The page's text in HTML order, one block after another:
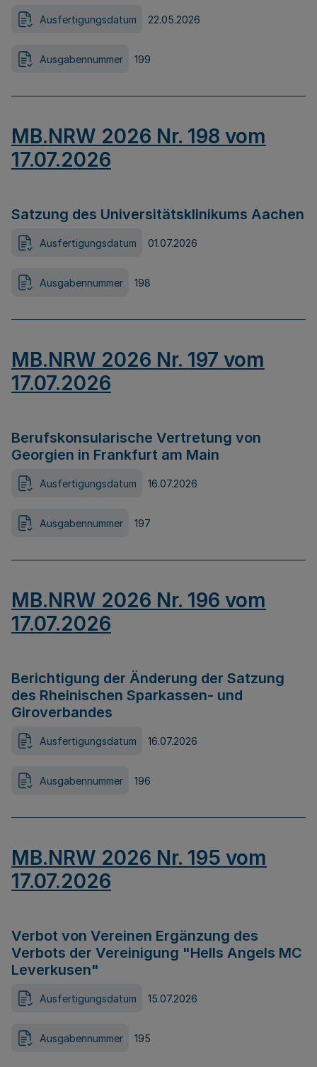
Ausfertigungsdatum 22.05.2026
Ausgabennummer 199
MB.NRW 2026 Nr. 198 vom
17.07.2026
Satzung des Universitätsklinikums Aachen
Ausfertigungsdatum 01.07.2026
Ausgabennummer 198
MB.NRW 2026 Nr. 197 vom
17.07.2026
Berufskonsularische Vertretung von
Georgien in Frankfurt am Main
Ausfertigungsdatum 16.07.2026
Ausgabennummer 197
MB.NRW 2026 Nr. 196 vom
17.07.2026
Berichtigung der Änderung der Satzung
des Rheinischen Sparkassen- und
Giroverbandes
Ausfertigungsdatum 16.07.2026
Ausgabennummer 196
MB.NRW 2026 Nr. 195 vom
17.07.2026
Verbot von Vereinen Ergänzung des
Verbots der Vereinigung "Hells Angels MC
Leverkusen"
Ausfertigungsdatum 15.07.2026
Ausgabennummer 195